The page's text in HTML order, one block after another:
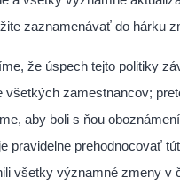
zaznamenávať do hárku
že úspech tejto politiky
všetkých zamestnancov;
aby boli s ňou
pravidelne prehodnocovať
všetky významné zmeny v